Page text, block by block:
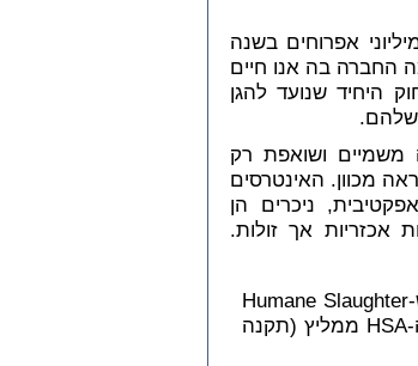
אפרוחים בשנה
החברה בה אנו חיים
היחיד שנועד להגן
שלהם.
משמיים ושואפת רק
מכוון. האינטרסים
ניכרים הן
אכזריות אך זולות.
התקנות מאפשרות המתה בפחמן דו-חמצני, שיטה אכזרית ש-Humane Slaughter
HSA ממליץ (תקנה